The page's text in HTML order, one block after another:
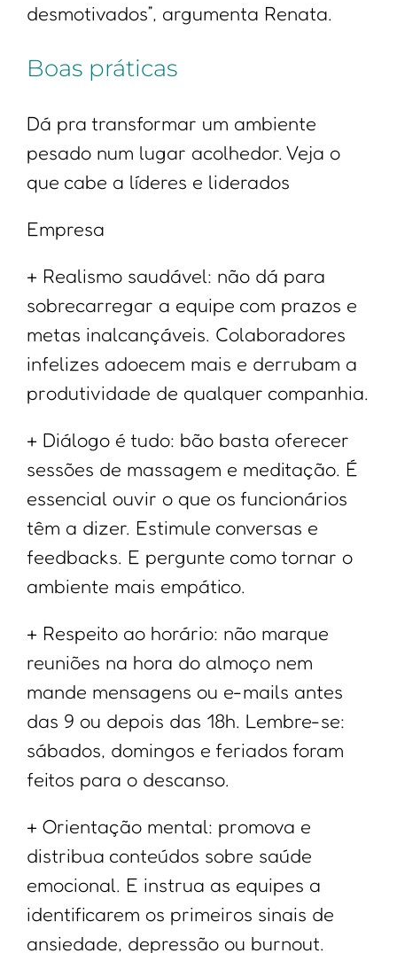
desmotivados”, argumenta Renata.
Boas práticas
Dá pra transformar um ambiente
pesado num lugar acolhedor. Veja o
que cabe a líderes e liderados
Empresa
+ Realismo saudável: não dá para
sobrecarregar a equipe com prazos e
metas inalcançáveis. Colaboradores
infelizes adoecem mais e derrubam a
produtividade de qualquer companhia.
+ Diálogo é tudo: bão basta oferecer
sessões de massagem e meditação. É
essencial ouvir o que os funcionários
têm a dizer. Estimule conversas e
feedbacks. E pergunte como tornar o
ambiente mais empático.
+ Respeito ao horário: não marque
reuniões na hora do almoço nem
mande mensagens ou e-mails antes
das 9 ou depois das 18h. Lembre-se:
sábados, domingos e feriados foram
feitos para o descanso.
+ Orientação mental: promova e
distribua conteúdos sobre saúde
emocional. E instrua as equipes a
identificarem os primeiros sinais de
ansiedade, depressão ou burnout.